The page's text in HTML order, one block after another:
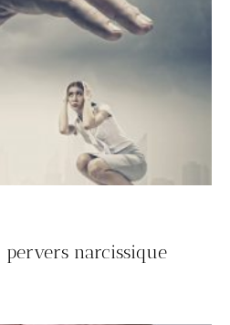
narcissique